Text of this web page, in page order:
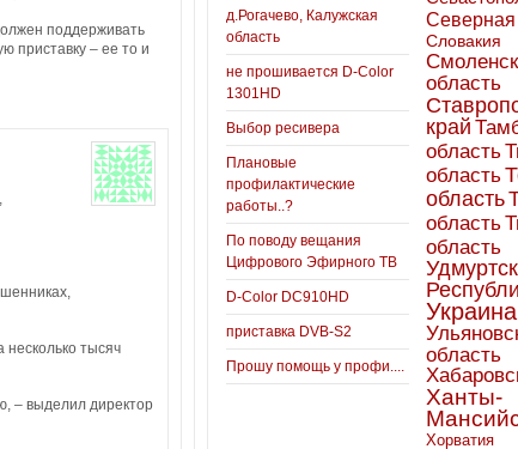
поддерживать
приставку – ее то и
тысяч
– выделил директор
д.Рогачево, Калужская
область
не прошивается D-Color
1301HD
Выбор ресивера
Плановые
профилактические
работы..?
По поводу вещания
Цифрового Эфирного ТВ
D-Color DC910HD
приставка DVB-S2
Прошу помощь у профи....
Северная
Словакия
область
край
область
область
область
область
область
Украина
область
Ханты-
Хорватия